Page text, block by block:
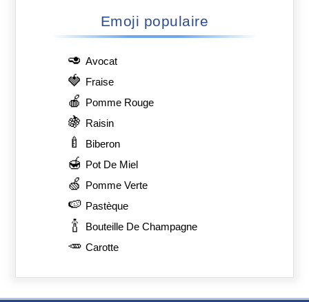
Emoji populaire
🥑 Avocat
🍓 Fraise
🍎 Pomme Rouge
🍇 Raisin
🍼 Biberon
🍯 Pot De Miel
🍏 Pomme Verte
🍉 Pastèque
🍾 Bouteille De Champagne
🥕 Carotte